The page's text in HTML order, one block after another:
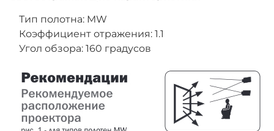
Тип полотна: MW
Коэффициент отражения: 1.1
Угол обзора: 160 градусов